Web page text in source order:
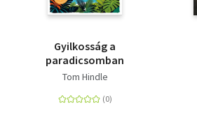
Gyilkosság a
paradicsomban
Tom Hindle